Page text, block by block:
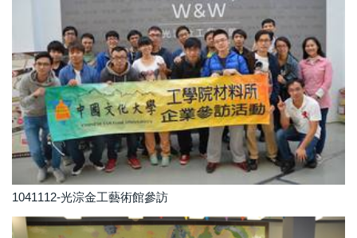
1041112-光淙金工藝術館參訪